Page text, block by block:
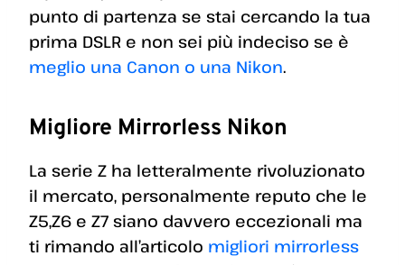
punto di partenza se stai cercando la tua
prima DSLR e non sei più indeciso se è
meglio una Canon o una Nikon.
Migliore Mirrorless Nikon
La serie Z ha letteralmente rivoluzionato
il mercato, personalmente reputo che le
Z5,Z6 e Z7 siano davvero eccezionali ma
ti rimando all’articolo migliori mirrorless